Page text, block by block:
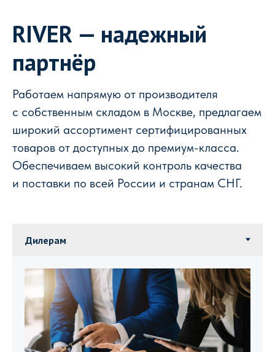
RIVER — надежный
партнёр
Работаем напрямую от производителя
с собственным складом в Москве, предлагаем
широкий ассортимент сертифицированных
товаров от доступных до премиум-класса.
Обеспечиваем высокий контроль качества
и поставки по всей России и странам СНГ.